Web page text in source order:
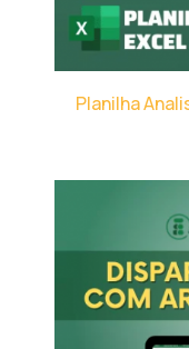
Planilha